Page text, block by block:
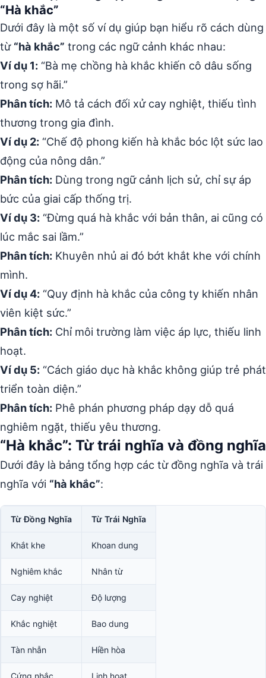
“Hà khắc”
Dưới đây là một số ví dụ giúp bạn hiểu rõ cách dùng
từ “hà khắc” trong các ngữ cảnh khác nhau:
Ví dụ 1: “Bà mẹ chồng hà khắc khiến cô dâu sống
trong sợ hãi.”
Phân tích: Mô tả cách đối xử cay nghiệt, thiếu tình
thương trong gia đình.
Ví dụ 2: “Chế độ phong kiến hà khắc bóc lột sức lao
động của nông dân.”
Phân tích: Dùng trong ngữ cảnh lịch sử, chỉ sự áp
bức của giai cấp thống trị.
Ví dụ 3: “Đừng quá hà khắc với bản thân, ai cũng có
lúc mắc sai lầm.”
Phân tích: Khuyên nhủ ai đó bớt khắt khe với chính
mình.
Ví dụ 4: “Quy định hà khắc của công ty khiến nhân
viên kiệt sức.”
Phân tích: Chỉ môi trường làm việc áp lực, thiếu linh
hoạt.
Ví dụ 5: “Cách giáo dục hà khắc không giúp trẻ phát
triển toàn diện.”
Phân tích: Phê phán phương pháp dạy dỗ quá
nghiêm ngặt, thiếu yêu thương.
“Hà khắc”: Từ trái nghĩa và đồng nghĩa
Dưới đây là bảng tổng hợp các từ đồng nghĩa và trái
nghĩa với “hà khắc”:
Từ Đồng Nghĩa Từ Trái Nghĩa
Khắt khe Khoan dung
Nghiêm khắc Nhân từ
Cay nghiệt Độ lượng
Khắc nghiệt Bao dung
Tàn nhẫn Hiền hòa
Cứng nhắc Linh hoạt